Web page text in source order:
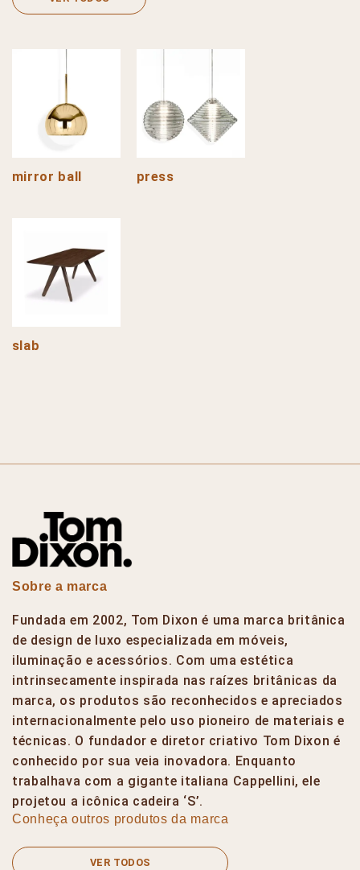
mirror ball press
slab
Sobre a marca
Fundada em 2002, Tom Dixon é uma marca britânica
de design de luxo especializada em móveis,
iluminação e acessórios. Com uma estética
intrinsecamente inspirada nas raízes britânicas da
marca, os produtos são reconhecidos e apreciados
internacionalmente pelo uso pioneiro de materiais e
técnicas. O fundador e diretor criativo Tom Dixon é
conhecido por sua veia inovadora. Enquanto
trabalhava com a gigante italiana Cappellini, ele
projetou a icônica cadeira ‘S’.
Conheça outros produtos da marca
VER TODOS